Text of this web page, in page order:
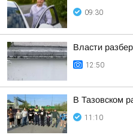
09:30
Власти
12:50
В Тазовском
11:10